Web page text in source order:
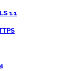
1.1